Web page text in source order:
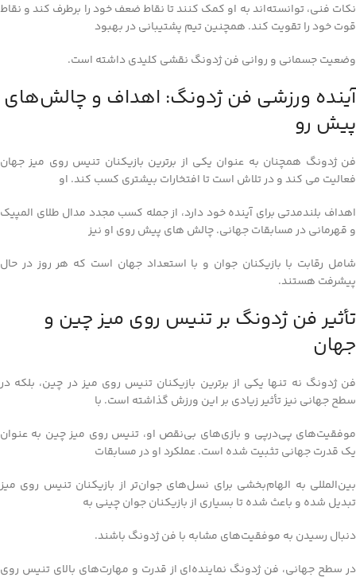
نکات فنی، توانسته‌اند به او کمک کنند تا نقاط ضعف خود را برطرف کند و نقاط
قوت خود را تقویت کند. همچنین تیم پشتیبانی در بهبود
وضعیت جسمانی و روانی فن ژدونگ نقشی کلیدی داشته است.
آینده ورزشی فن ژدونگ: اهداف و چالش‌های
پیش رو
فن ژدونگ همچنان به عنوان یکی از برترین بازیکنان تنیس روی میز جهان
فعالیت می‌ کند و در تلاش است تا افتخارات بیشتری کسب کند. او
اهداف بلندمدتی برای آینده خود دارد، از جمله کسب مجدد مدال طلای المپیک
و قهرمانی در مسابقات جهانی. چالش‌ های پیش روی او نیز
شامل رقابت با بازیکنان جوان و با استعداد جهان است که هر روز در حال
پیشرفت هستند.
تأثیر فن ژدونگ بر تنیس روی میز چین و
جهان
فن ژدونگ نه تنها یکی از برترین بازیکنان تنیس روی میز در چین، بلکه در
سطح جهانی نیز تأثیر زیادی بر این ورزش گذاشته است. با
موفقیت‌های پی‌در‌پی و بازی‌های بی‌نقص او، تنیس روی میز چین به عنوان
یک قدرت جهانی تثبیت شده است. عملکرد او در مسابقات
بین‌المللی به الهام‌بخشی برای نسل‌های جوان‌تر از بازیکنان تنیس روی میز
تبدیل شده و باعث شده تا بسیاری از بازیکنان جوان چینی به
دنبال رسیدن به موفقیت‌های مشابه با فن ژدونگ باشند.
در سطح جهانی، فن ژدونگ نماینده‌ای از قدرت و مهارت‌های بالای تنیس روی